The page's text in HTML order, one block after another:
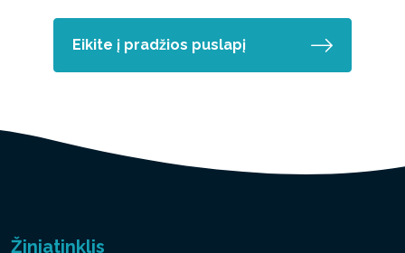
Eikite į pradžios puslapį
Žiniatinklis